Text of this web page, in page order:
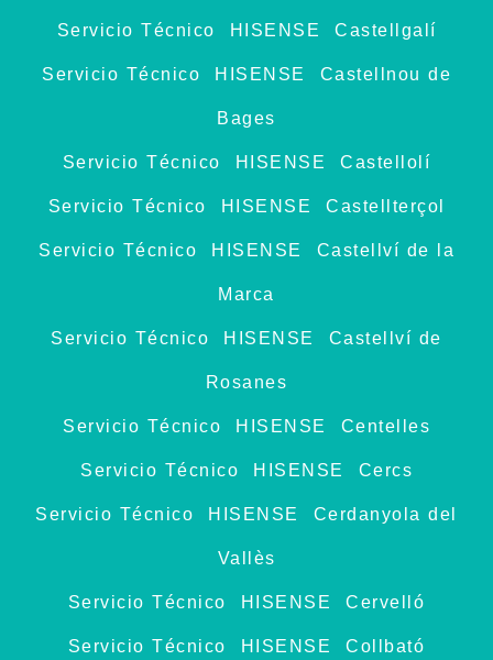
Servicio Técnico HISENSE Castellgalí
Servicio Técnico HISENSE Castellnou de
Bages
Servicio Técnico HISENSE Castellolí
Servicio Técnico HISENSE Castellterçol
Servicio Técnico HISENSE Castellví de la
Marca
Servicio Técnico HISENSE Castellví de
Rosanes
Servicio Técnico HISENSE Centelles
Servicio Técnico HISENSE Cercs
Servicio Técnico HISENSE Cerdanyola del
Vallès
Servicio Técnico HISENSE Cervelló
Servicio Técnico HISENSE Collbató